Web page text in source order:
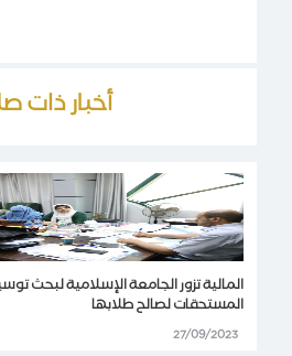
أخبار ذات
المالية تزور الجامعة الإسلامية لبحث
المستحقات لصالح طلابها
27/09/2023